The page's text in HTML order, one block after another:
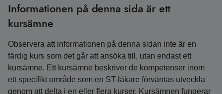
Informationen på denna sida är ett
kursämne
Observera att informationen på denna sidan inte är en
färdig kurs som det går att ansöka till, utan endast ett
kursämne. Ett kursämne beskriver de kompetenser inom
ett specifikt område som en ST-läkare förväntas utveckla
genom att delta i en eller flera kurser. Kursämnen fungerar